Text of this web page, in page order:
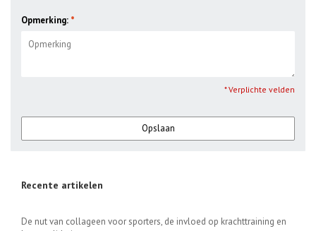
Opmerking: *
* Verplichte velden
Opslaan
Recente artikelen
De nut van collageen voor sporters, de invloed op krachttraining en